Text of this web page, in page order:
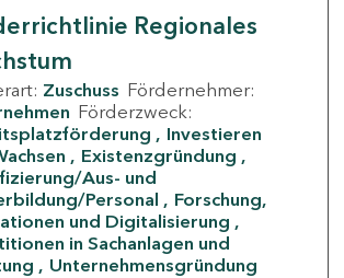
Regionales
Zuschuss Fördernehmer:
Förderzweck:
Investieren
Existenzgründung
Aus- und
Personal
Forschung,
und Digitalisierung
in Sachanlagen und
Unternehmensgründung